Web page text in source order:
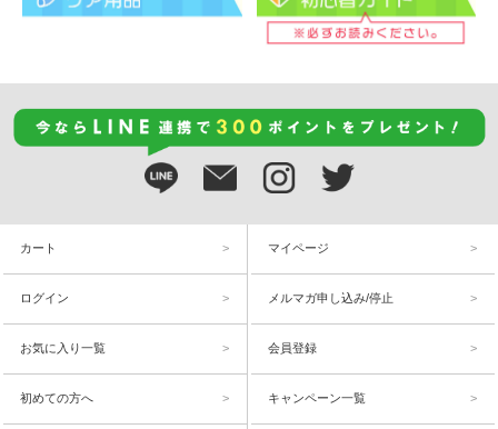
カート マイページ
ログイン メルマガ申し込み/停止
お気に入り一覧 会員登録
初めての方へ キャンペーン一覧